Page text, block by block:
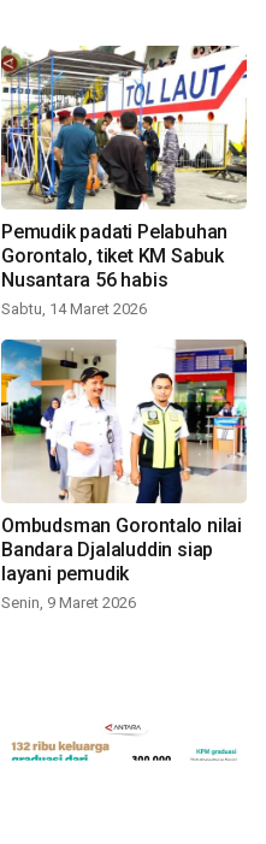
Pemudik padati Pelabuhan
Gorontalo, tiket KM Sabuk
Nusantara 56 habis
Sabtu, 14 Maret 2026
Ombudsman Gorontalo nilai
Bandara Djalaluddin siap
layani pemudik
Senin, 9 Maret 2026